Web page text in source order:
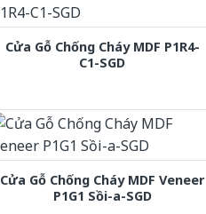
Cửa Gỗ Chống Cháy MDF P1R4-
C1-SGD
Cửa Gỗ Chống Cháy MDF Veneer
P1G1 Sồi-a-SGD